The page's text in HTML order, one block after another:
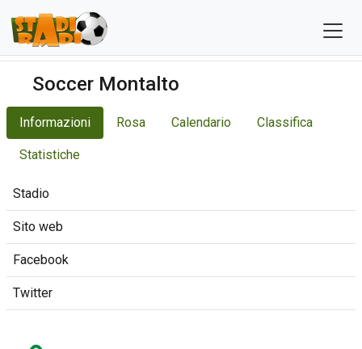
Soccer Montalto
Informazioni Rosa Calendario Classifica
Statistiche
Stadio
Sito web
Facebook
Twitter